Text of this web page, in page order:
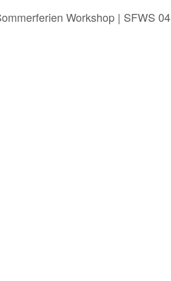
Workshop | SFWS 04